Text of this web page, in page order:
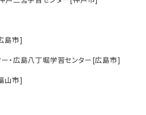
島市]
・広島八丁堀学習センター[広島市]
山市]